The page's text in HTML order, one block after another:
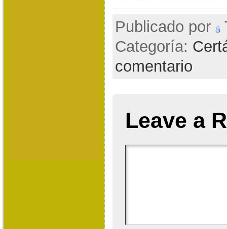
Publicado por
Categoría:
comentario
Leave a